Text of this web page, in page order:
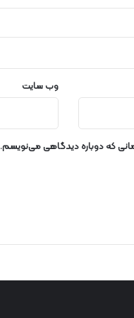
ب
ق
ا
ی
گ
ن
ش
وب‌ سایت
که دوباره دیدگاهی می‌نویسم.